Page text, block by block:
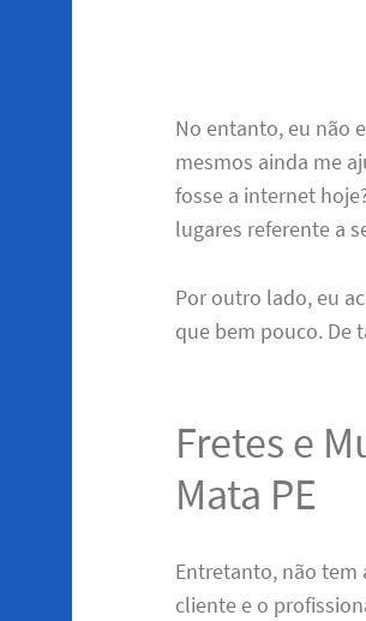
No entanto, eu não
mesmos ainda me
fosse a internet
lugares referente a
Por outro lado, eu
que bem pouco. De
Fretes e
Mata PE
Entretanto, não tem
cliente e o